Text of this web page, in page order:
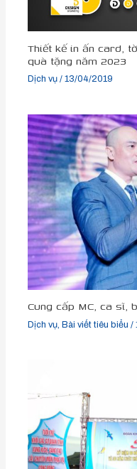
Thiết kế in ấn card,
quà tặng năm 2023
Dịch vụ /13/04/2019
Cung cấp MC, ca sĩ,
Dịch vụ ,Bài viết tiêu biểu /